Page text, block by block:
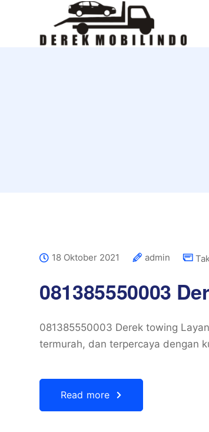
18 Oktober 2021 admin
081385550003
081385550003 Derek towing
termurah, dan terpercaya dengan
Read more